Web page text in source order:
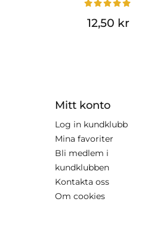
12,50 kr
Mitt konto
Log in kundklubb
Mina favoriter
Bli medlem i
kundklubben
Kontakta oss
Om cookies